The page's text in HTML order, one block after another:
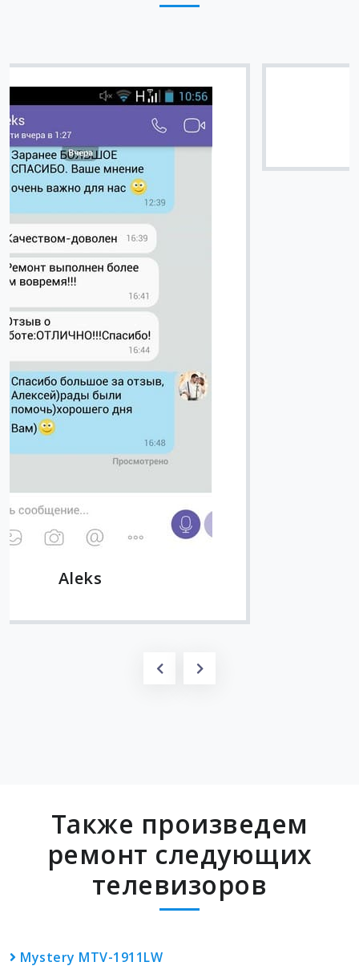
Вячеслав
Также произведем
ремонт следующих
телевизоров
Mystery MTV-1911LW